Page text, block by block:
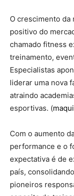
O crescimento da
positivo do
chamado fitness
treinamento,
Especialistas
liderar uma nova
atraindo
esportivas. (
Com o aumento
performance e o
expectativa é de
país,
pioneiros